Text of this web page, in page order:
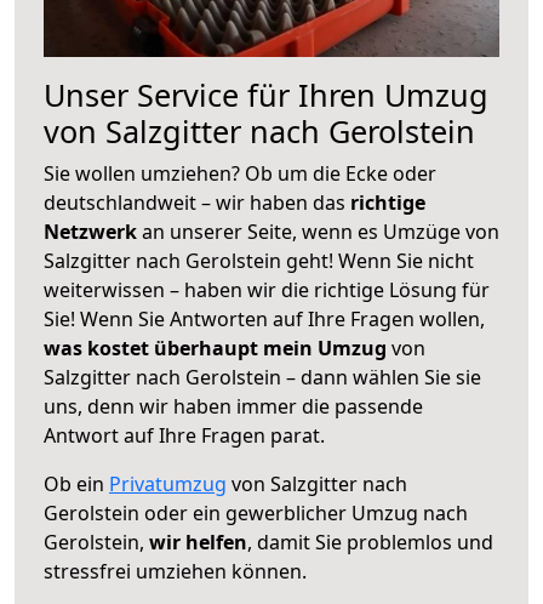
Unser Service für Ihren Umzug
von Salzgitter nach Gerolstein
Sie wollen umziehen? Ob um die Ecke oder
deutschlandweit – wir haben das richtige
Netzwerkan unserer Seite, wenn es Umzüge von
Salzgitter nach Gerolstein geht! Wenn Sie nicht
weiterwissen – haben wir die richtige Lösung für
Sie! Wenn Sie Antworten auf Ihre Fragen wollen,
was kostet überhaupt mein Umzug von
Salzgitter nach Gerolstein – dann wählen Sie sie
uns, denn wir haben immer die passende
Antwort auf Ihre Fragen parat.
Ob ein Privatumzug von Salzgitter nach
Gerolstein oder ein gewerblicher Umzug nach
Gerolstein, wir helfen, damit Sie problemlos und
stressfrei umziehen können.